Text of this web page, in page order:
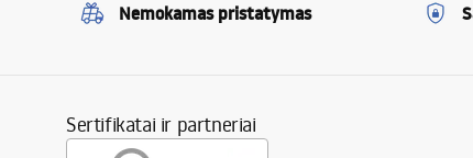
Nemokamas pristatymas
Sertifikatai ir partneriai